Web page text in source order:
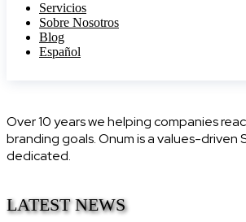
Servicios
Sobre Nosotros
Blog
Español
Over 10 years we helping companies
branding goals. Onum is a values-driven
dedicated.
LATEST NEWS